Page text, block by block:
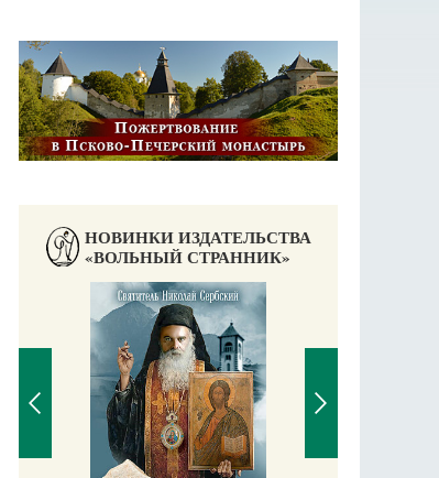
НОВИНКИ ИЗДАТЕЛЬСТВА
«ВОЛЬНЫЙ СТРАННИК»